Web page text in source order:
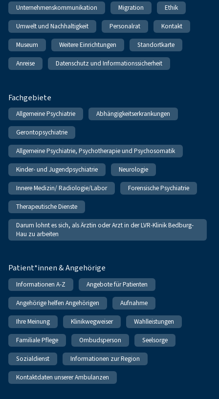
Unternehmenskommunikation Migration Ethik
Umwelt und Nachhaltigkeit Personalrat Kontakt
Museum Weitere Einrichtungen Standortkarte
Anreise Datenschutz und Informationssicherheit
Fachgebiete
Allgemeine Psychiatrie Abhängigkeitserkrankungen
Gerontopsychiatrie
Allgemeine Psychiatrie, Psychotherapie und Psychosomatik
Kinder- und Jugendpsychiatrie Neurologie
Innere Medizin/ Radiologie/Labor Forensische Psychiatrie
Therapeutische Dienste
Darum lohnt es sich, als Ärztin oder Arzt in der LVR-Klinik Bedburg-
Hau zu arbeiten
Patient*innen & Angehörige
Informationen A-Z Angebote für Patienten
Angehörige helfen Angehörigen Aufnahme
Ihre Meinung Klinikwegweiser Wahlleistungen
Familiale Pflege Ombudsperson Seelsorge
Sozialdienst Informationen zur Region
Kontaktdaten unserer Ambulanzen